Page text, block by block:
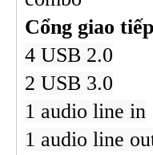
Cổng giao
4 USB 2.0
2 USB 3.0
1 audio line in
1 audio line